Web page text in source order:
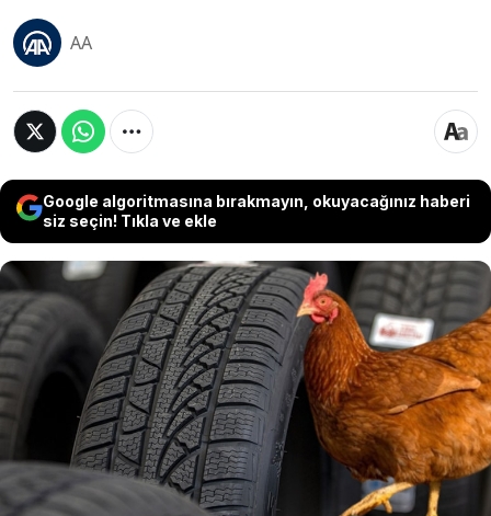
AA
Google algoritmasına bırakmayın, okuyacağınız haberi
siz seçin! Tıkla ve ekle
Tavuk sektörünün ardından bu kez lastik
sektörüne ağır yaptırım geldi. Rekabet Kurulu,
rekabeti kısıtlayıcı uygulamalar nedeniyle
üretici ve dağıtıcılara toplam 3,6 milyar lirayı
aşan ceza uygulanmasına karar verdi.